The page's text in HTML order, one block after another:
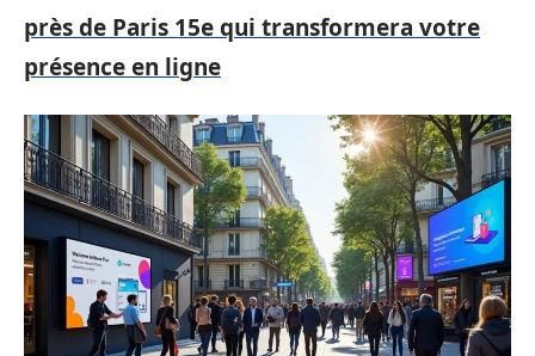
près de Paris 15e qui transformera votre
présence en ligne